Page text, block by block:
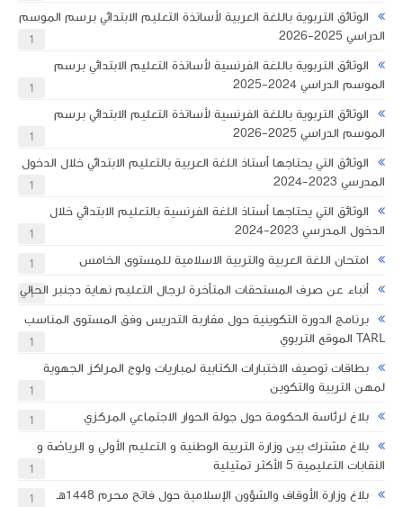
الوثائق التربوية باللغة العربية لأساتذة التعليم الابتدائي برسم الموسم
الدراسي 2025-2026
1
الوثائق التربوية باللغة الفرنسية لأساتذة التعليم الابتدائي برسم
الموسم الدراسي 2024-2025
1
الوثائق التربوية باللغة الفرنسية لأساتذة التعليم الابتدائي برسم
الموسم الدراسي 2025-2026
1
الوثائق التي يحتاجها أستاذ اللغة العربية بالتعليم الابتدائي خلال الدخول
المدرسي 2023-2024
1
الوثائق التي يحتاجها أستاذ اللغة الفرنسية بالتعليم الابتدائي خلال
الدخول المدرسي 2023-2024
1
امتحان اللغة العربية والتربية الاسلامية للمستوى الخامس 1
أنباء عن صرف المستحقات المتأخرة لرجال التعليم نهاية دجنبر الحالي
1
برنامج الدورة التكوينية حول مقاربة التدريس وفق المستوى المناسب
TARL الموقع التربوي
1
​بطاقات توصيف الاختبارات الكتابية لمباريات ولوج المراكز الجهوية
لمهن التربية والتكوين
1
بلاغ لرئاسة الحكومة حول جولة الحوار الاجتماعي المركزي 1
بلاغ مشترك بين وزارة التربية الوطنية و التعليم الأولي و الرياضة و
النقابات التعليمية 5 الأكثر تمثيلية
1
بلاغ وزارة الأوقاف والشؤون الإسلامية حول فاتح محرم 1448هـ 1